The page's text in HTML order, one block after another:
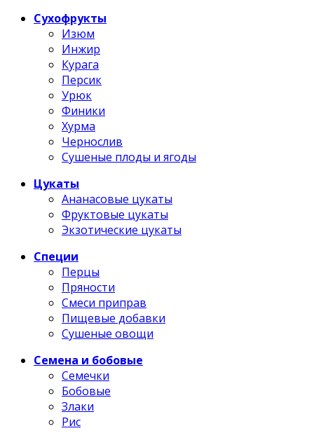
Сухофрукты
Изюм
Инжир
Курага
Персик
Урюк
Финики
Хурма
Чернослив
Сушеные плоды и ягоды
Цукаты
Ананасовые цукаты
Фруктовые цукаты
Экзотические цукаты
Специи
Перцы
Пряности
Смеси приправ
Пищевые добавки
Сушеные овощи
Семена и бобовые
Семечки
Бобовые
Злаки
Рис